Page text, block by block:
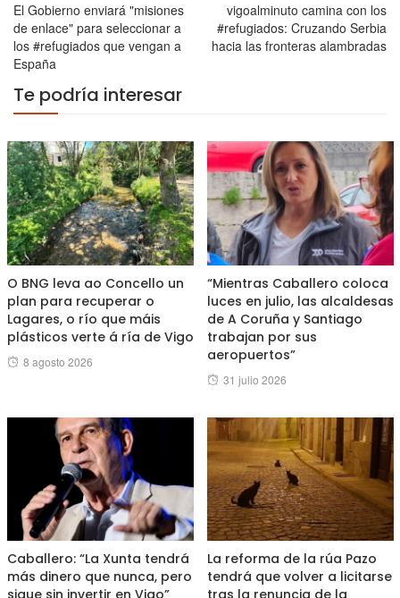
El Gobierno enviará "misiones
de enlace" para seleccionar a
los #refugiados que vengan a
España
vigoalminuto camina con los
#refugiados: Cruzando Serbia
hacia las fronteras alambradas
Te podría interesar
O BNG leva ao Concello un
plan para recuperar o
Lagares, o río que máis
plásticos verte á ría de Vigo
Posted
8 agosto 2026
“Mientras Caballero coloca
luces en julio, las alcaldesas
de A Coruña y Santiago
trabajan por sus
aeropuertos”
Posted
31 julio 2026
Caballero: “La Xunta tendrá
más dinero que nunca, pero
La reforma de la rúa Pazo
tendrá que volver a licitarse